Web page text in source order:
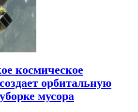
космическое
орбитальную
мусора